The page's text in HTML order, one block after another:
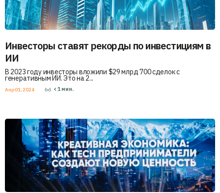
Инвесторы ставят рекорды по инвестициям в
ИИ
В 2023 году инвесторы вложили $29 млрд 700 сделок с
генеративным ИИ. Это на 2...
Апр 01, 2024 < 1 мин.